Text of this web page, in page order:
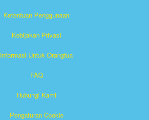
Ketentuan Penggunaan
Kebijakan Privasi
Informasi Untuk Orangtua
FAQ
Hubungi Kami
Pengaturan Cookie